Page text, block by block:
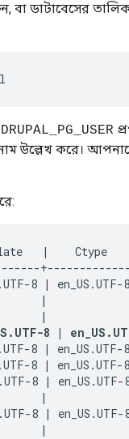
ডাটাবেসের
DRUPAL_PG_USER
উল্লেখ করে।
|    Ctype
8 |
|
|
8 |
8 |
8 | en_US.UTF-
8 |
|
8 |
|